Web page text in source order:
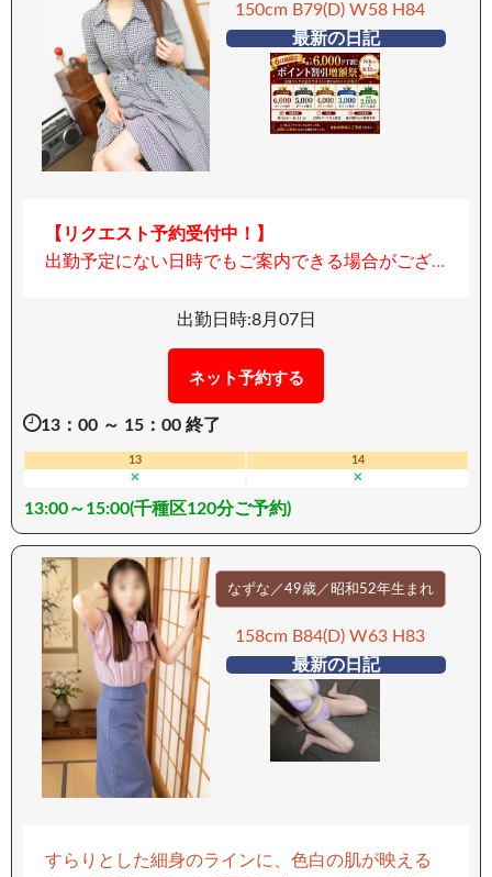
150cm B79(D) W58 H84
最新の日記
【リクエスト予約受付中！】
出勤予定にない日時でもご案内できる場合がござ
ご希望の日時をお気軽にお問い合わせください。
白い肌に、華奢で繊細な手足。 くびれた腰が、静
かに色気を放つ。 一途に見つめてくるつぶらな瞳
その瞳が、感じた瞬間に潤み、揺れる様は…まさに
絶景。 一見、淡泊そうに見える奥ゆかしさ。 けれ
どベッドの中では、誰よりも濃密で情熱的。 純粋
に快感を求め、エロスに没頭するそのギャップ
に、心も身体も奪われる。 そして彼女の真骨頂
は“ご奉仕”。 フェラニストと呼ぶに相応しい、緩
急自在の舌使い。 優しく、時に激しく、あなたを
責め立てるテクニックは、発射必至。 「こんな女
性が恋人だったら…」 嬉しい悲鳴と、体力の限界
はすぐそこに。 どうか全身で、愛に包まれるよう
な至福のひとときを。 最上のおもてなし、心ゆく
までご堪能ください。 ーーーーーーーーー 【移動
手段：電車】 ーーーーーーーーー
出勤日時:8月07日
ネット予約する
13：00 ～ 15：00 終了
13
✕
14
✕
13:00～15:00(千種区120分ご予約)
なずな／49歳／昭和52年生まれ
158cm B84(D) W63 H83
最新の日記
すらりとした細身のラインに、色白の肌が映える